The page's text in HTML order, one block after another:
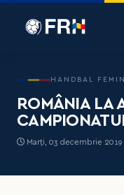
HANDBAL
ROMÂNIA LA
Marți, 03 decembrie 2019